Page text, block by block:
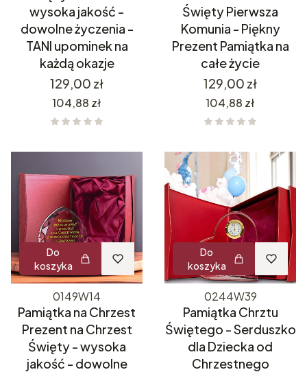
wysoka jakość -
dowolne życzenia -
TANI upominek na
każdą okazje
Cena
129,00 zł
Cena
104,88 zł
Święty Pierwsza
Komunia - Piękny
Prezent Pamiątka na
całe życie
Cena
129,00 zł
Cena
104,88 zł
Do
koszyka
0149W14
Pamiątka na Chrzest
Prezent na Chrzest
Święty - wysoka
jakość - dowolne
Do
koszyka
0244W39
Pamiątka Chrztu
Świętego - Serduszko
dla Dziecka od
Chrzestnego